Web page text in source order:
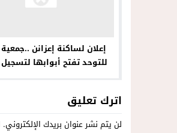
إعلان لساكنة إعزانن
للتوحد تفتح أبوابها
اترك تعليق
لن يتم نشر عنوان بريدك الإلكتروني.